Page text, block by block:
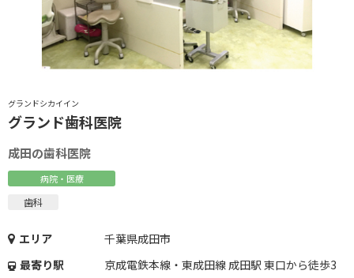
グランドシカイイン
グランド歯科医院
成田の歯科医院
病院・医療
歯科
エリア
千葉県成田市
最寄り駅
京成電鉄本線・東成田線 成田駅 東口から徒歩3